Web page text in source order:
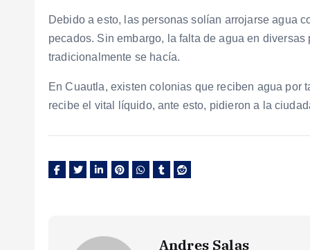
Debido a esto, las personas solían arrojarse agua
pecados. Sin embargo, la falta de agua en
tradicionalmente se hacía.
En Cuautla, existen colonias que reciben agua por
recibe el vital líquido, ante esto, pidieron a la
Andres Salas